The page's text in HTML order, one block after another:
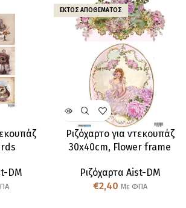
DM
ΕΚΤΌΣ ΑΠΟΘΈΜΑΤΟΣ
Ριζόχαρτo για ντεκουπάζ
30x40cm, Flower frame
Ριζόχαρτα Aist-DM
€2,40 Με ΦΠΑ